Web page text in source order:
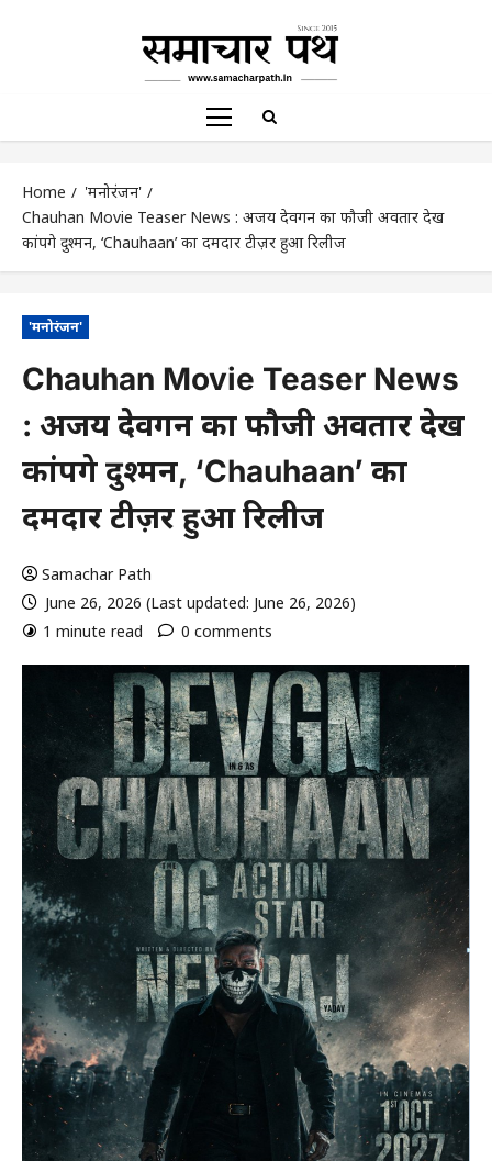
Home
'मनोरंजन'
Chauhan Movie Teaser News : अजय देवगन का फौजी अवतार देख
कांपेंगे दुश्मन, ‘Chauhaan’ का दमदार टीज़र हुआ रिलीज
'मनोरंजन'
Chauhan Movie Teaser News
: अजय देवगन का फौजी अवतार देख
कांपेंगे दुश्मन, ‘Chauhaan’ का
दमदार टीज़र हुआ रिलीज
Samachar Path
June 26, 2026 (Last updated: June 26, 2026)
1 minute read
0 comments